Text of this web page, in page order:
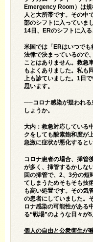
Emergency Room）は
人と大所帯です。その中
部のシフトに入っていま
14日、ERのシフトに入る
米国では「ERはいつでも
法律で決まっているので
ことはありません。救急
もよくありました。私も
上も診ていました。1日
思います。
──コロナ感染が疑われる
しょうか。
大内：救急対応している
クをしても酸素飽和度が
急激に症状が悪化すると
コロナ患者の場合、挿管
が多く、挿管するかしな
回の挿管で、2、3分の短
てしまうためそもそも技
も高い処置です。その気
の患者にしていました。
ロナ感染の可能性がある
る“戦場”のような日々が
個人の自由と公衆衛生が